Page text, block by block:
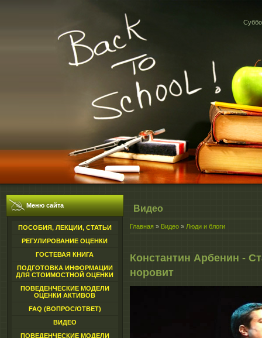
Меню сайта
ПОСОБИЯ, ЛЕКЦИИ, СТАТЬИ
РЕГУЛИРОВАНИЕ ОЦЕНКИ
ГОСТЕВАЯ КНИГА
ПОДГОТОВКА ИНФОРМАЦИИ
ДЛЯ СТОИМОСТНОЙ ОЦЕНКИ
ПОВЕДЕНЧЕСКИЕ МОДЕЛИ
ОЦЕНКИ АКТИВОВ
FAQ (ВОПРОС/ОТВЕТ)
ВИДЕО
ПОВЕДЕНЧЕСКИЕ МОДЕЛИ
Видео
Главная » Видео » Люди и блоги
Константин Арбенин -
норовит